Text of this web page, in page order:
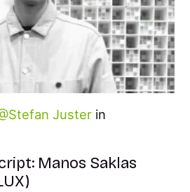
Stefan Juster in
Manos Saklas